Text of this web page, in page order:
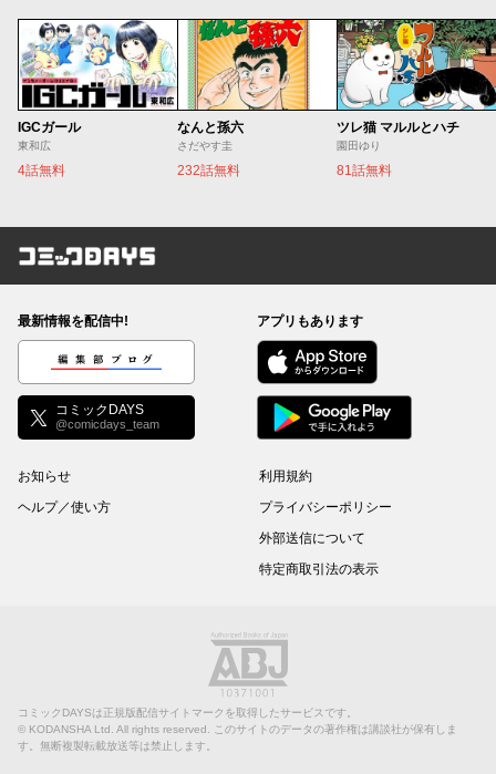
IGCガール
東和広
4話無料
なんと孫六
さだやす圭
232話無料
ツレ猫 マルルとハチ
園田ゆり
81話無料
コミックDAYS
最新情報を配信中!
編集部ブログ
コミックDAYS
@comicdays_team
アプリもあります
お知らせ
ヘルプ／使い方
利用規約
プライバシーポリシー
外部送信について
特定商取引法の表示
コミックDAYSは正規版配信サイトマークを取得したサービスです。
© KODANSHA Ltd. All rights reserved. このサイトのデータの著作権は講談社が保有しま
す。無断複製転載放送等は禁止します。